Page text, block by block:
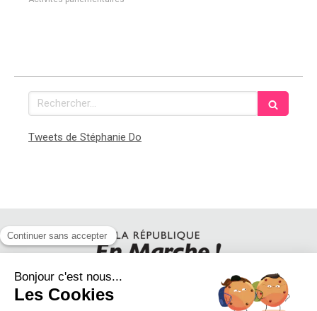
Rechercher
Tweets de Stéphanie Do
SUIVEZ STEPHANIE DO SUR LES RESEAUX SOCIAUX